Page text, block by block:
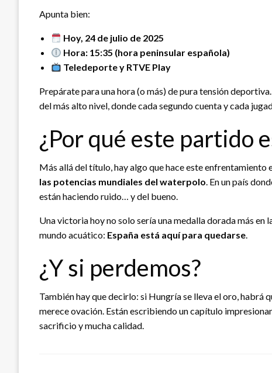
Apunta bien:
Hoy, 24 de julio de 2025
Hora: 15:35 (hora peninsular española)
Teledeporte y RTVE Play
Prepárate para una hora (o más) de pura tensión
del más alto nivel, donde cada segundo cuenta y cada
¿Por qué este partido
Más allá del título, hay algo que hace este enfrentamiento
las potencias mundiales del waterpolo. En un país
están haciendo ruido… y del bueno.
Una victoria hoy no solo sería una medalla dorada más
mundo acuático: España está aquí para quedarse.
¿Y si perdemos?
También hay que decirlo: si Hungría se lleva el oro, habrá
merece ovación. Están escribiendo un capítulo
sacrificio y mucha calidad.